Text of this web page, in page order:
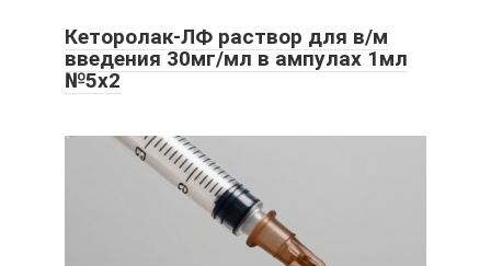
Кеторолак-ЛФ раствор для в/м
введения 30мг/мл в ампулах 1мл
№5х2